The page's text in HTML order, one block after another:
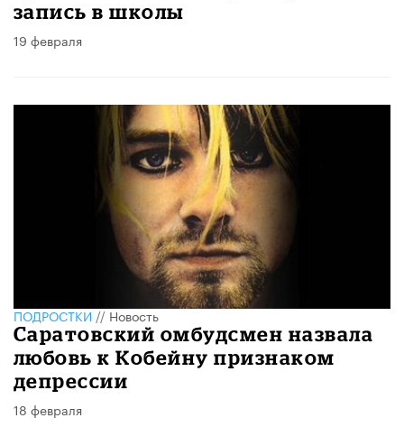
запись в школы
19 февраля
ПОДРОСТКИ//Новость
Саратовский омбудсмен назвала
любовь к Кобейну признаком
депрессии
18 февраля